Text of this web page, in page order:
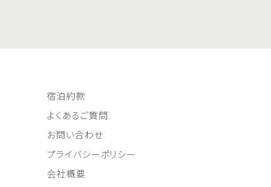
宿泊約款
よくあるご質問
お問い合わせ
プライバシーポリシー
会社概要